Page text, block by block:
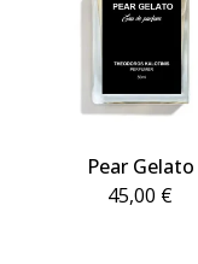
Pear Gelato
45,00 €